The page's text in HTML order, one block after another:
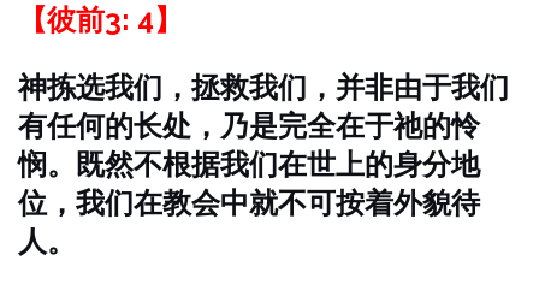
【彼前3: 4】
神拣选我们，拯救我们，并非由于我们
有任何的长处，乃是完全在于祂的怜
悯。既然不根据我们在世上的身分地
位，我们在教会中就不可按着外貌待
人。